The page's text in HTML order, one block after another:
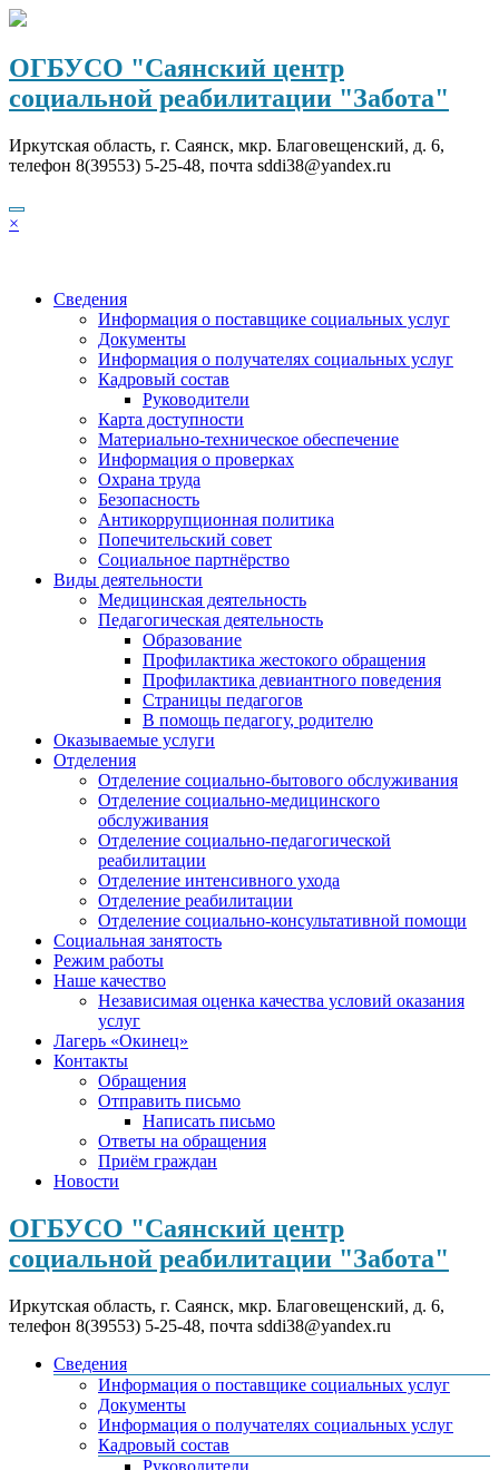
Перейти
содержимому
ОГБУСО "Саянский центр
социальной реабилитации "Забота"
Иркутская область, г. Саянск, мкр. Благовещенский, д. 6,
телефон 8(39553) 5-25-48, почта sddi38@yandex.ru
×
Сведения
Информация о поставщике социальных услуг
Документы
Информация о получателях социальных услуг
Кадровый состав
Руководители
Карта доступности
Материально-техническое обеспечение
Информация о проверках
Охрана труда
Безопасность
Антикоррупционная политика
Попечительский совет
Социальное партнёрство
Виды деятельности
Медицинская деятельность
Педагогическая деятельность
Образование
Профилактика жестокого обращения
Профилактика девиантного поведения
Страницы педагогов
В помощь педагогу, родителю
Оказываемые услуги
Отделения
Отделение социально-бытового обслуживания
Отделение социально-медицинского
обслуживания
Отделение социально-педагогической
реабилитации
Отделение интенсивного ухода
Отделение реабилитации
Отделение социально-консультативной помощи
Социальная занятость
Режим работы
Наше качество
Независимая оценка качества условий оказания
услуг
Лагерь «Окинец»
Контакты
Обращения
Отправить письмо
Написать письмо
Ответы на обращения
Приём граждан
Новости
ОГБУСО "Саянский центр
социальной реабилитации "Забота"
Иркутская область, г. Саянск, мкр. Благовещенский, д. 6,
телефон 8(39553) 5-25-48, почта sddi38@yandex.ru
Сведения
Информация о поставщике социальных услуг
Документы
Информация о получателях социальных услуг
Кадровый состав
Руководители